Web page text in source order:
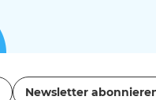
Newsletter